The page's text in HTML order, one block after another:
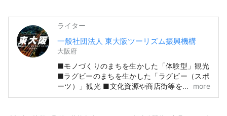
ライター
一般社団法人 東大阪ツーリズム振興機構
大阪府
■モノづくりのまちを生かした「体験型」観光
■ラグビーのまちを生かした「ラグビー（スポ
ーツ）」観光 ■文化資源や商店街等を生かし
た「文化・下町」観光
more